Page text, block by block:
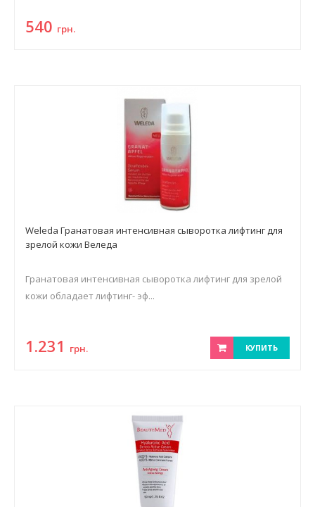
540 грн.
Weleda Гранатовая интенсивная сыворотка лифтинг для
зрелой кожи Веледа
Гранатовая интенсивная сыворотка лифтинг для зрелой
кожи обладает лифтинг- эф...
1.231 грн. КУПИТЬ